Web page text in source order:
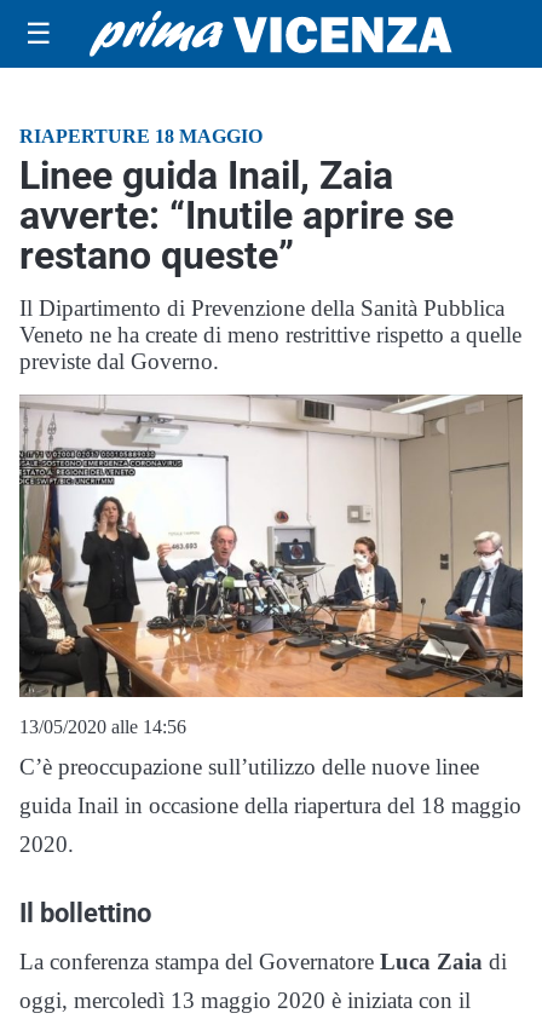
☰
RIAPERTURE 18 MAGGIO
Linee guida Inail, Zaia
avverte: “Inutile aprire se
restano queste”
Il Dipartimento di Prevenzione della Sanità Pubblica
Veneto ne ha create di meno restrittive rispetto a quelle
previste dal Governo.
13/05/2020 alle 14:56
C’è preoccupazione sull’utilizzo delle nuove linee
guida Inail in occasione della riapertura del 18 maggio
2020.
Il bollettino
La conferenza stampa del Governatore Luca Zaia di
oggi, mercoledì 13 maggio 2020 è iniziata con il